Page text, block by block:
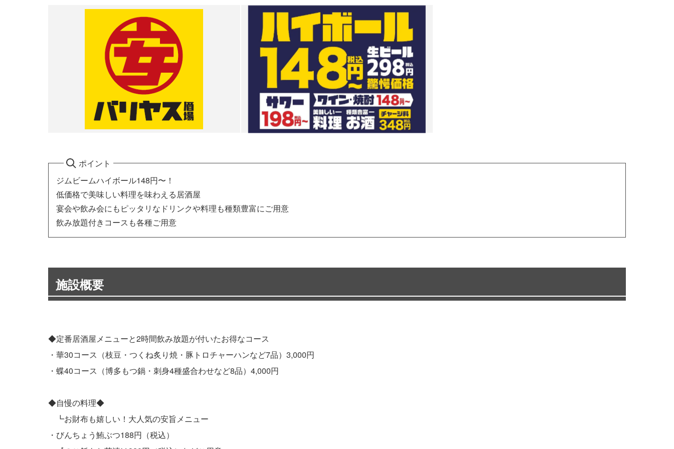
ポイント
ジムビームハイボール148円〜！
低価格で美味しい料理を味わえる居酒屋
宴会や飲み会にもピッタリなドリンクや料理も種類豊富にご用意
飲み放題付きコースも各種ご用意
施設概要
◆定番居酒屋メニューと2時間飲み放題が付いたお得なコース
・華30コース（枝豆・つくね炙り焼・豚トロチャーハンなど7品）3,000円
・蝶40コース（博多もつ鍋・刺身4種盛合わせなど8品）4,000円
◆自慢の料理◆
┗お財布も嬉しい！大人気の安旨メニュー
・びんちょう鮪ぶつ188円（税込）